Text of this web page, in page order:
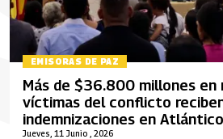
EMISORAS DE PAZ
Jueves, 11 Junio , 2026
Más de $36.800 millones en
víctimas del conflicto
indemnizaciones en